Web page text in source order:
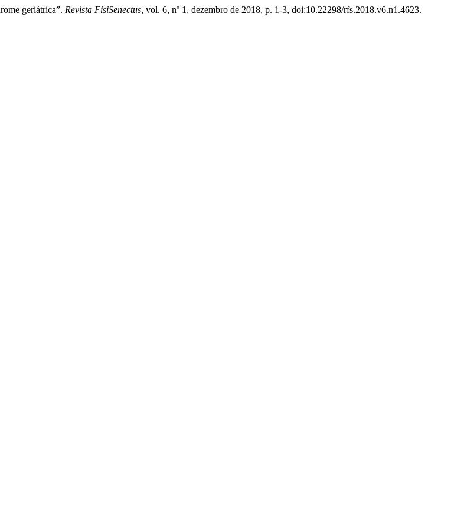
geriátrica”. Revista FisiSenectus, vol. 6, nº 1, dezembro de 2018, p. 1-3, doi:10.22298/rfs.2018.v6.n1.4623.